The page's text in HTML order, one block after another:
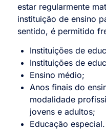
estar regularmente
instituição de ensino
sentido, é permitido
Instituições de
Instituições de
Ensino médio;
Anos finais do
modalidade
jovens e adultos;
Educação especial.